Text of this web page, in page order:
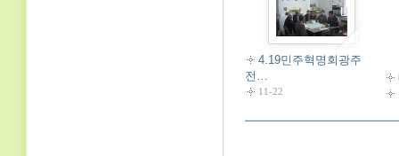
4.19민주혁명회광주
전…
11-22